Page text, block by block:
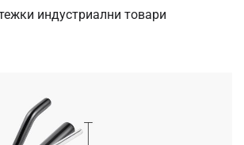
индустриални товари